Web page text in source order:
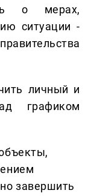
о мерах,
ситуации -
личный и
графиком
завершить